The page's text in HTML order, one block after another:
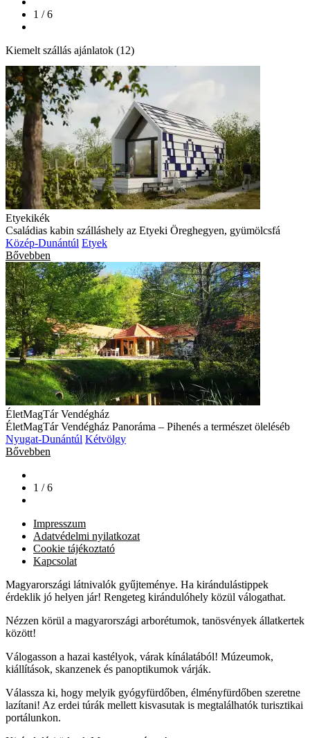
1 / 6
Kiemelt szállás ajánlatok (12)
Etyekikék
Családias kabin szálláshely az Etyeki Öreghegyen, gyümölcsfá
Közép-Dunántúl Etyek
Bővebben
ÉletMagTár Vendégház
ÉletMagTár Vendégház Panoráma – Pihenés a természet öleléséb
Nyugat-Dunántúl Kétvölgy
Bővebben
1 / 6
Impresszum
Adatvédelmi nyilatkozat
Cookie tájékoztató
Kapcsolat
Magyarországi látnivalók gyűjteménye. Ha kirándulástippek
érdeklik jó helyen jár! Rengeteg kirándulóhely közül válogathat.
Nézzen körül a magyarországi arborétumok, tanösvények állatkertek
között!
Válogasson a hazai kastélyok, várak kínálatából! Múzeumok,
kiállítások, skanzenek és panoptikumok várják.
Válassza ki, hogy melyik gyógyfürdőben, élményfürdőben szeretne
lazítani! Az erdei túrák mellett kisvasutak is megtalálhatók turisztikai
portálunkon.